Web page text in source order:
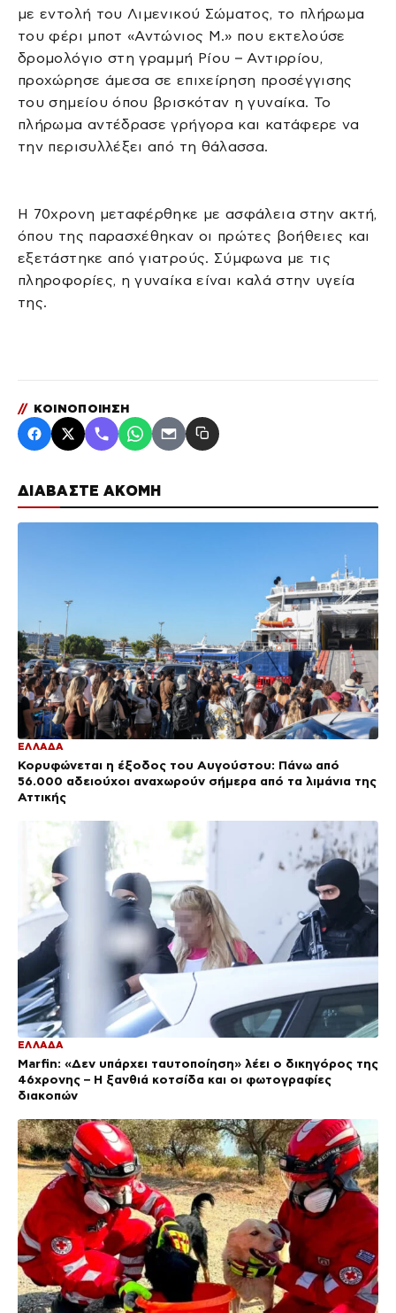
ΔΙΑΒΑΣΤΕ ΑΚΟΜΗ
ΕΛΛΑΔΑ
Κορυφώνεται η έξοδος του Αυγούστου: Πάνω από
56.000 αδειούχοι αναχωρούν σήμερα από τα λιμάνια της
Αττικής
ΕΛΛΑΔΑ
Marfin: «Δεν υπάρχει ταυτοποίηση» λέει ο δικηγόρος της
46χρονης – Η ξανθιά κοτσίδα και οι φωτογραφίες
διακοπών
με εντολή του Λιμενικού Σώματος, το πλήρωμα
του φέρι μποτ «Αντώνιος Μ.» που εκτελούσε
δρομολόγιο στη γραμμή Ρίου – Αντιρρίου,
προχώρησε άμεσα σε επιχείρηση προσέγγισης
του σημείου όπου βρισκόταν η γυναίκα. Το
πλήρωμα αντέδρασε γρήγορα και κατάφερε να
την περισυλλέξει από τη θάλασσα.
Η 70χρονη μεταφέρθηκε με ασφάλεια στην ακτή,
όπου της παρασχέθηκαν οι πρώτες βοήθειες και
εξετάστηκε από γιατρούς. Σύμφωνα με τις
πληροφορίες, η γυναίκα είναι καλά στην υγεία
της.
// ΚΟΙΝΟΠΟΙΗΣΗ